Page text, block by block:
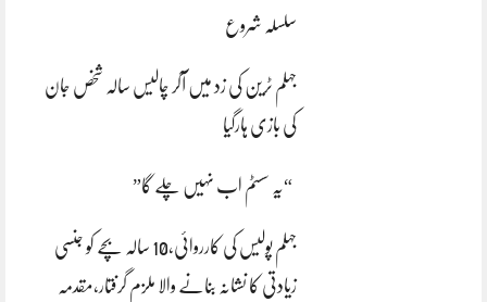
سلسلہ شروع
جہلم ٹرین کی زد میں آکر چالیس سالہ شخص جان
کی بازی ہارگیا
“یہ سسٹم اب نہیں چلے گا”
جہلم پولیس کی کارروائی،10 سالہ بچے کو جنسی
زیادتی کا نشانہ بنانے والا ملزم گرفتار،مقدمہ